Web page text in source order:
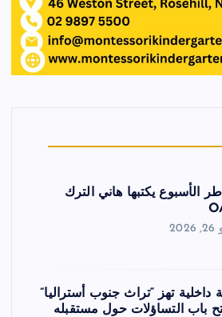
الأسبوع يكتبها هاني الترك
داخلية تهز “تراث جنوب أستراليا”
باب التساؤلات حول مستقبله